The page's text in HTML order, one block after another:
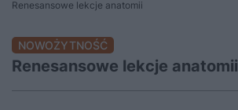
Renesansowe lekcje anatomii
NOWOŻYTNOŚĆ
Renesansowe lekcje anatomii